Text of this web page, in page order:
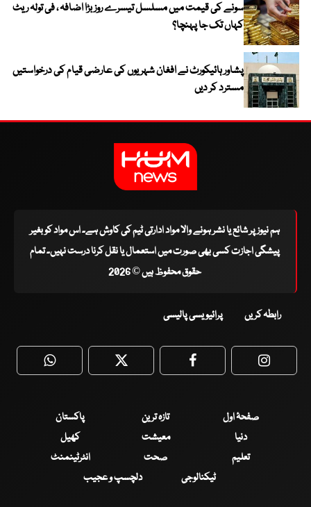
سونے کی قیمت میں مسلسل تیسرے روز بڑا اضافہ ، فی تولہ ریٹ
کہاں تک جا پہنچا؟
پشاور ہائیکورٹ نے افغان شہریوں کی عارضی قیام کی درخواستیں
مسترد کر دیں
ہم نیوز پر شائع یا نشر ہونے والا مواد ادارتی ٹیم کی کاوش ہے۔ اس مواد کو بغیر
پیشگی اجازت کسی بھی صورت میں استعمال یا نقل کرنا درست نہیں۔ تمام
حقوق محفوظ ہیں © 2026
رابطہ کریں پرائیویسی پالیسی
WhatsApp Twitter Facebook
صفحۂ اول تازہ ترین
پاکستان
دنیا
معیشت
کھیل
تعلیم
صحت
انٹرٹینمنٹ
ٹیکنالوجی
دلچسپ و عجیب